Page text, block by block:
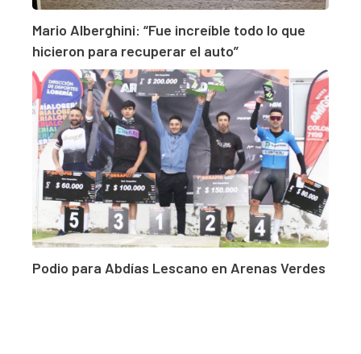
Mario Alberghini: “Fue increíble todo lo que
hicieron para recuperar el auto”
Podio para Abdías Lescano en Arenas Verdes